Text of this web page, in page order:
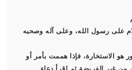
على رسول الله، وعلى آله وصحبه
هو الاستخارة، فإذا هممت بأمر أو